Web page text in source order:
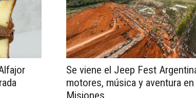
Se viene el Jeep Fest
motores, música y aventura en
Misiones